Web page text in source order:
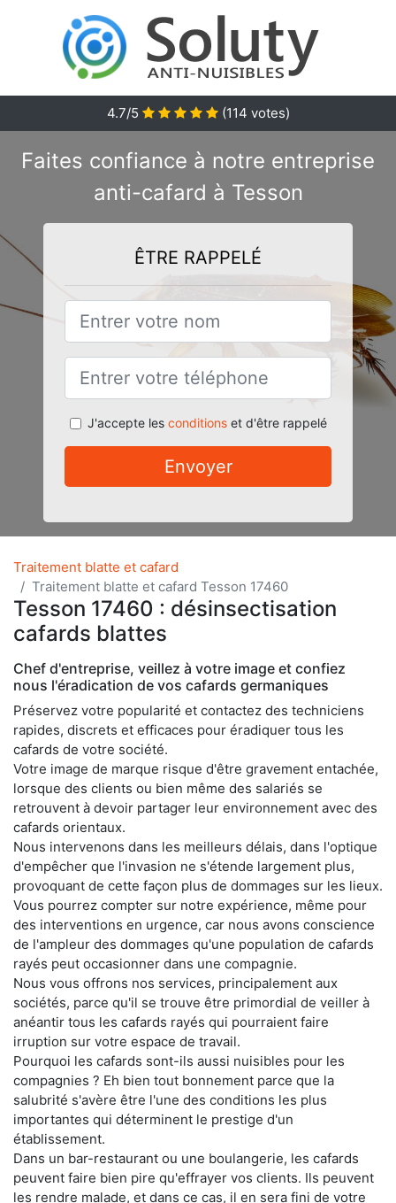
4.7/5 (114 votes)
Faites confiance à notre entreprise
anti-cafard à Tesson
ÊTRE RAPPELÉ
J'accepte les conditionset d'être rappelé
Envoyer
Traitement blatte et cafard
Traitement blatte et cafard Tesson 17460
Tesson 17460 : désinsectisation
cafards blattes
Chef d'entreprise, veillez à votre image et confiez
nous l'éradication de vos cafards germaniques
Préservez votre popularité et contactez des techniciens
rapides, discrets et efficaces pour éradiquer tous les
cafards de votre société.
Votre image de marque risque d'être gravement entachée,
lorsque des clients ou bien même des salariés se
retrouvent à devoir partager leur environnement avec des
cafards orientaux.
Nous intervenons dans les meilleurs délais, dans l'optique
d'empêcher que l'invasion ne s'étende largement plus,
provoquant de cette façon plus de dommages sur les lieux.
Vous pourrez compter sur notre expérience, même pour
des interventions en urgence, car nous avons conscience
de l'ampleur des dommages qu'une population de cafards
rayés peut occasionner dans une compagnie.
Nous vous offrons nos services, principalement aux
sociétés, parce qu'il se trouve être primordial de veiller à
anéantir tous les cafards rayés qui pourraient faire
irruption sur votre espace de travail.
Pourquoi les cafards sont-ils aussi nuisibles pour les
compagnies ? Eh bien tout bonnement parce que la
salubrité s'avère être l'une des conditions les plus
importantes qui déterminent le prestige d'un
établissement.
Dans un bar-restaurant ou une boulangerie, les cafards
peuvent faire bien pire qu'effrayer vos clients. Ils peuvent
les rendre malade, et dans ce cas, il en sera fini de votre